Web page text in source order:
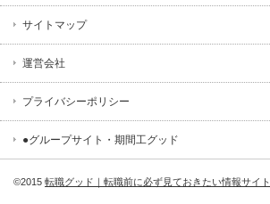
サイトマップ
運営会社
プライバシーポリシー
●グループサイト・期間工グッド
©2015 転職グッド｜転職前に必ず見ておきたい情報サイト